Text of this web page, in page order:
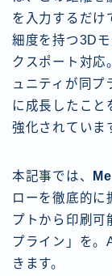
を入力するだけ
細度を持つ3D
クスポート対応
ュニティが同プ
に成長したこと
強化されていま
本記事では、
ローを徹底的に
プトから印刷可
プライン」を。
きます。